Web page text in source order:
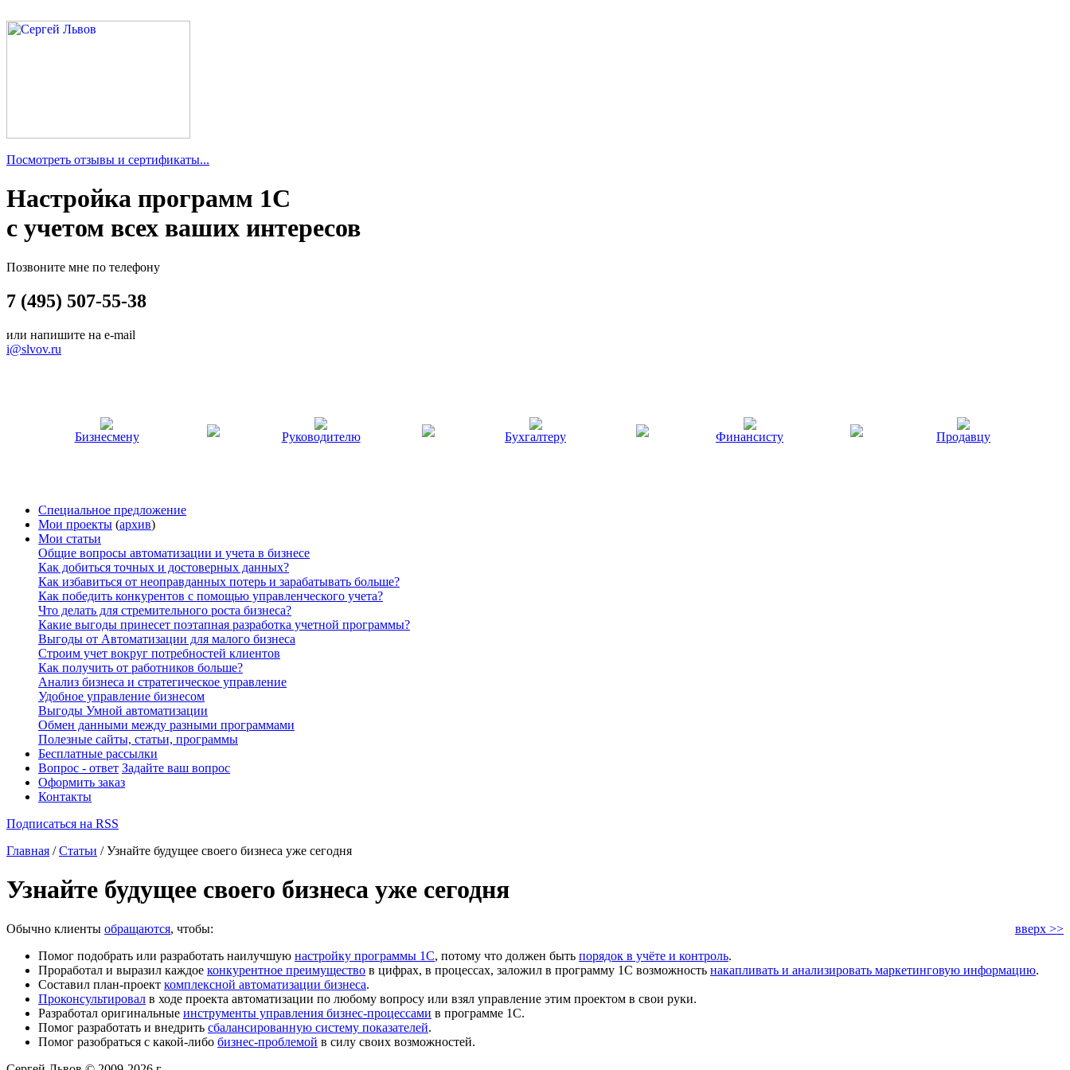
Посмотреть отзывы и сертификаты...
Настройка программ 1С
с учетом всех ваших интересов
Позвоните мне по телефону
7 (495) 507-55-38
или напишите на e-mail
i@slvov.ru
Бизнесмену Руководителю Бухгалтеру Финансисту Продавцу
Специальное предложение
Мои проекты (архив)
Мои статьи
Общие вопросы автоматизации и учета в бизнесе
Как добиться точных и достоверных данных?
Как избавиться от неоправданных потерь и зарабатывать больше?
Как победить конкурентов с помощью управленческого учета?
Что делать для стремительного роста бизнеса?
Какие выгоды принесет поэтапная разработка учетной программы?
Выгоды от Автоматизации для малого бизнеса
Строим учет вокруг потребностей клиентов
Как получить от работников больше?
Анализ бизнеса и стратегическое управление
Удобное управление бизнесом
Выгоды Умной автоматизации
Обмен данными между разными программами
Полезные сайты, статьи, программы
Бесплатные рассылки
Вопрос - ответ Задайте ваш вопрос
Оформить заказ
Контакты
Подписаться на RSS
Главная /Статьи / Узнайте будущее своего бизнеса уже сегодня
Узнайте будущее своего бизнеса уже сегодня
вверх >>
Обычно клиенты обращаются, чтобы:
Помог подобрать или разработать наилучшую настройку программы 1С, потому что должен быть порядок в учёте и контроль.
Проработал и выразил каждое конкурентное преимущество в цифрах, в процессах, заложил в программу 1С возможность накапливать и анализировать маркетинговую информацию.
Составил план-проект комплексной автоматизации бизнеса.
Проконсультировал в ходе проекта автоматизации по любому вопросу или взял управление этим проектом в свои руки.
Разработал оригинальные инструменты управления бизнес-процессами в программе 1С.
Помог разработать и внедрить сбалансированную систему показателей.
Помог разобраться с какой-либо бизнес-проблемой в силу своих возможностей.